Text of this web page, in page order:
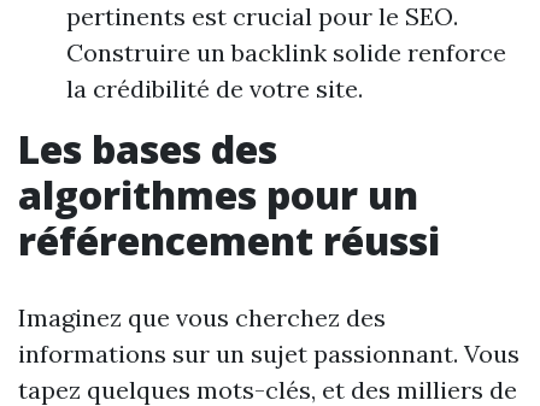
pertinents est crucial pour le SEO.
Construire un backlink solide renforce
la crédibilité de votre site.
Les bases des
algorithmes pour un
référencement réussi
Imaginez que vous cherchez des
informations sur un sujet passionnant. Vous
tapez quelques mots-clés, et des milliers de